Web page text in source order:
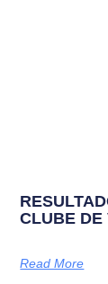
CLUBE DE
Read More